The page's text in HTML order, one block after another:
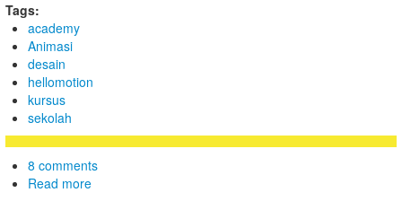
Tags:
academy
Animasi
desain
hellomotion
kursus
sekolah
8 comments
Read more